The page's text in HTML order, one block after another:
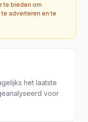
te bieden om
adverteren en te
het laatste
voor